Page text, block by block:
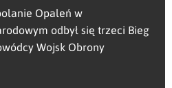
Opaleń w
odbył się trzeci Bieg
Wojsk Obrony